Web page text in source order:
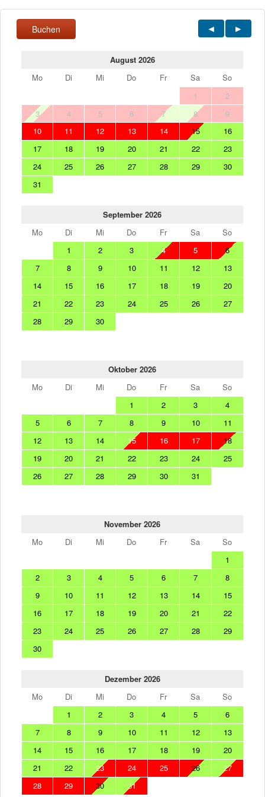
Buchen
August 2026
Mo
Di Mi Do Fr Sa
So
1
2
3
4 5 6 7 8
9
10
11 12 13 14 15
16
17
18 19 20 21 22
23
24
25 26 27 28 29
30
31
September 2026
Mo
Di Mi Do Fr Sa
So
1
2 3 4 5
6
7
8 9 10 11 12
13
14
15 16 17 18 19
20
21
22 23 24 25 26
27
28
29 30
Oktober 2026
Mo
Di Mi Do Fr Sa
So
1
2 3
4
5
6 7 8 9 10
11
12
13 14 15 16 17
18
19
20 21 22 23 24
25
26
27 28 29 30 31
November 2026
Mo
Di Mi Do Fr Sa
So
1
2
3 4 5 6 7
8
9
10 11 12 13 14
15
16
17 18 19 20 21
22
23
24 25 26 27 28
29
30
Dezember 2026
Mo
Di Mi Do Fr Sa
So
1
2 3 4 5
6
7
8 9 10 11 12
13
14
15 16 17 18 19
20
21
22 23 24 25 26
27
28
29 30 31